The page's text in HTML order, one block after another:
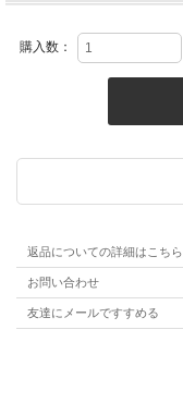
購入数：
返品についての詳細はこちら
お問い合わせ
友達にメールですすめる